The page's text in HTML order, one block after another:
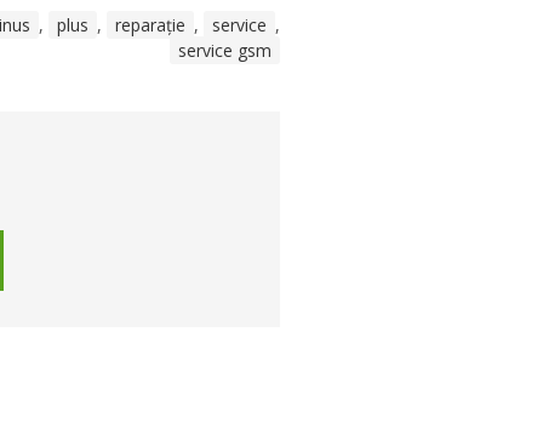
, plus , reparație , service ,
service gsm